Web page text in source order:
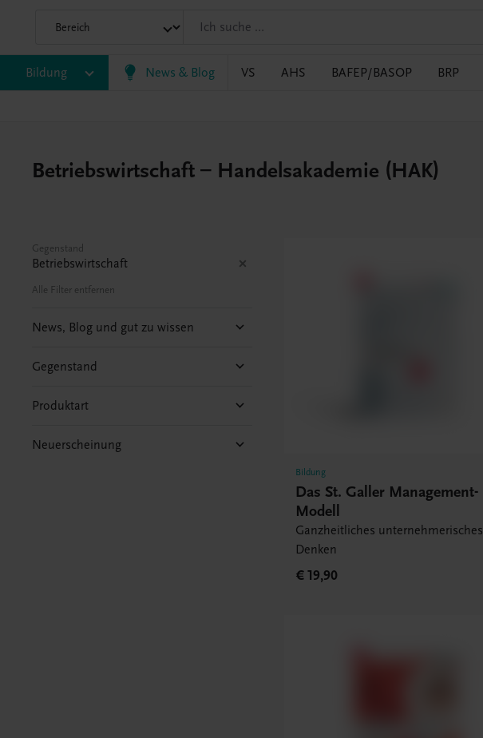
Bildung News & Blog VS AHS BAFEP/BASOP BRP
Betriebswirtschaft – Handelsakademie (HAK)
Gegenstand
Betriebswirtschaft
Alle Filter entfernen
News, Blog und gut zu wissen
Gegenstand
Produktart
Neuerscheinung
Bildung
Das St. Galler Management-
Modell
Ganzheitliches unternehmerisches
Denken
€ 19,90